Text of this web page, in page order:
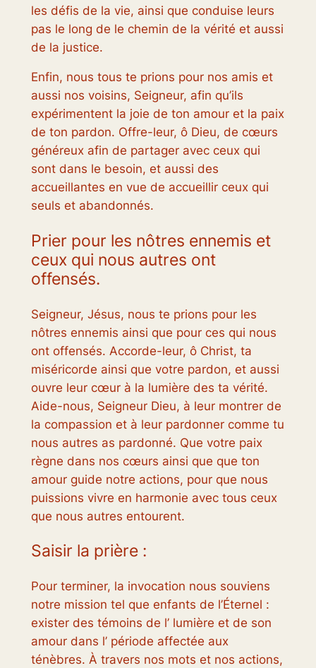
les défis de la vie, ainsi que conduise leurs
pas le long de le chemin de la vérité et aussi
de la justice.
Enfin, nous tous te prions pour nos amis et
aussi nos voisins, Seigneur, afin qu’ils
expérimentent la joie de ton amour et la paix
de ton pardon. Offre-leur, ô Dieu, de cœurs
généreux afin de partager avec ceux qui
sont dans le besoin, et aussi des
accueillantes en vue de accueillir ceux qui
seuls et abandonnés.
Prier pour les nôtres ennemis et
ceux qui nous autres ont
offensés.
Seigneur, Jésus, nous te prions pour les
nôtres ennemis ainsi que pour ces qui nous
ont offensés. Accorde-leur, ô Christ, ta
miséricorde ainsi que votre pardon, et aussi
ouvre leur cœur à la lumière des ta vérité.
Aide-nous, Seigneur Dieu, à leur montrer de
la compassion et à leur pardonner comme tu
nous autres as pardonné. Que votre paix
règne dans nos cœurs ainsi que que ton
amour guide notre actions, pour que nous
puissions vivre en harmonie avec tous ceux
que nous autres entourent.
Saisir la prière :
Pour terminer, la invocation nous souviens
notre mission tel que enfants de l’Éternel :
exister des témoins de l’ lumière et de son
amour dans l’ période affectée aux
ténèbres. À travers nos mots et nos actions,